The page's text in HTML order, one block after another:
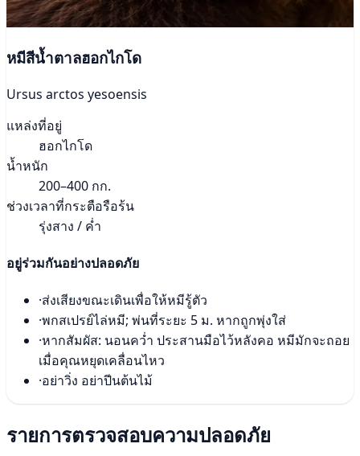
หมีสีน้ำตาลฮอกไกโด
Ursus arctos yesoensis
แหล่งที่อยู่
ฮอกไกโด
น้ำหนัก
200–400 กก.
ช่วงเวลาที่กระตือรือร้น
รุ่งสาง / ค่ำ
อยู่ร่วมกันอย่างปลอดภัย
·ส่งเสียงขณะเดินเพื่อให้หมีรู้ตัว
·พกสเปรย์ไล่หมี; พ่นที่ระยะ 5 ม. หากถูกพุ่งใส่
·หากสัมผัส: นอนคว่ำ ประสานมือไว้หลังคอ หมีมักจะถอย
เมื่อคุณหยุดเคลื่อนไหว
·อย่าวิ่ง อย่าปีนต้นไม้
รายการตรวจสอบความปลอดภัย